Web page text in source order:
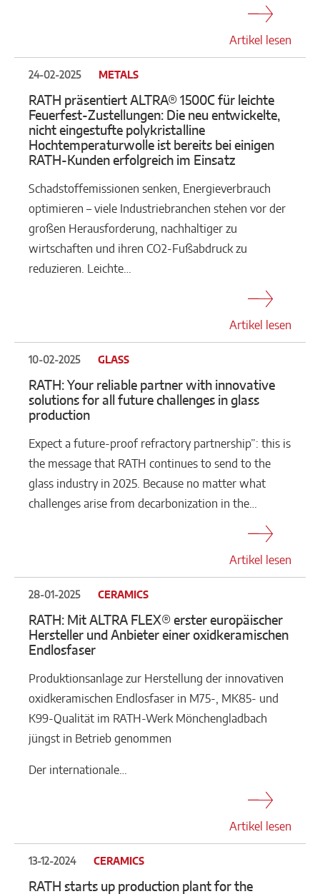
Artikel lesen
24-02-2025 METALS
RATH präsentiert ALTRA® 1500C für leichte
Feuerfest-Zustellungen: Die neu entwickelte,
nicht eingestufte polykristalline
Hochtemperaturwolle ist bereits bei einigen
RATH-Kunden erfolgreich im Einsatz
Schadstoffemissionen senken, Energieverbrauch
optimieren – viele Industriebranchen stehen vor der
großen Herausforderung, nachhaltiger zu
wirtschaften und ihren CO2-Fußabdruck zu
reduzieren. Leichte…
Artikel lesen
10-02-2025 GLASS
RATH: Your reliable partner with innovative
solutions for all future challenges in glass
production
Expect a future-proof refractory partnership”: this is
the message that RATH continues to send to the
glass industry in 2025. Because no matter what
challenges arise from decarbonization in the…
Artikel lesen
28-01-2025 CERAMICS
RATH: Mit ALTRA FLEX® erster europäischer
Hersteller und Anbieter einer oxidkeramischen
Endlosfaser
Produktionsanlage zur Herstellung der innovativen
oxidkeramischen Endlosfaser in M75-, MK85- und
K99-Qualität im RATH-Werk Mönchengladbach
jüngst in Betrieb genommen
Der internationale…
Artikel lesen
13-12-2024 CERAMICS
RATH starts up production plant for the